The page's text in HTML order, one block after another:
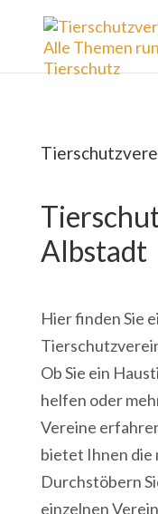
Albstadt
Hier finden Sie
Ob Sie ein
helfen oder
Vereine
bietet Ihnen
Durchstöbern
einzelnen